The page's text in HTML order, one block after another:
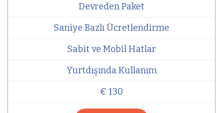
Devreden Paket
Saniye Bazlı Ücretlendirme
Sabit ve Mobil Hatlar
Yurtdışında Kullanım
€ 130